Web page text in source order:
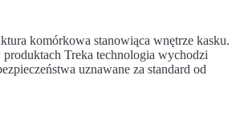
komórkowa stanowiąca wnętrze kasku.
produktach Treka technologia wychodzi
uznawane za standard od